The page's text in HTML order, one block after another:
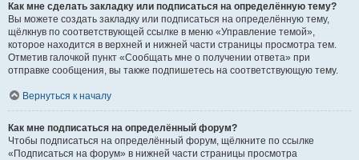
Как мне сделать закладку или подписаться на определённую тему?
Вы можете создать закладку или подписаться на определённую тему,
щёлкнув по соответствующей ссылке в меню «Управление темой»,
которое находится в верхней и нижней части страницы просмотра тем.
Отметив галочкой пункт «Сообщать мне о получении ответа» при
отправке сообщения, вы также подпишетесь на соответствующую тему.
Вернуться к началу
Как мне подписаться на определённый форум?
Чтобы подписаться на определённый форум, щёлкните по ссылке
«Подписаться на форум» в нижней части страницы просмотра